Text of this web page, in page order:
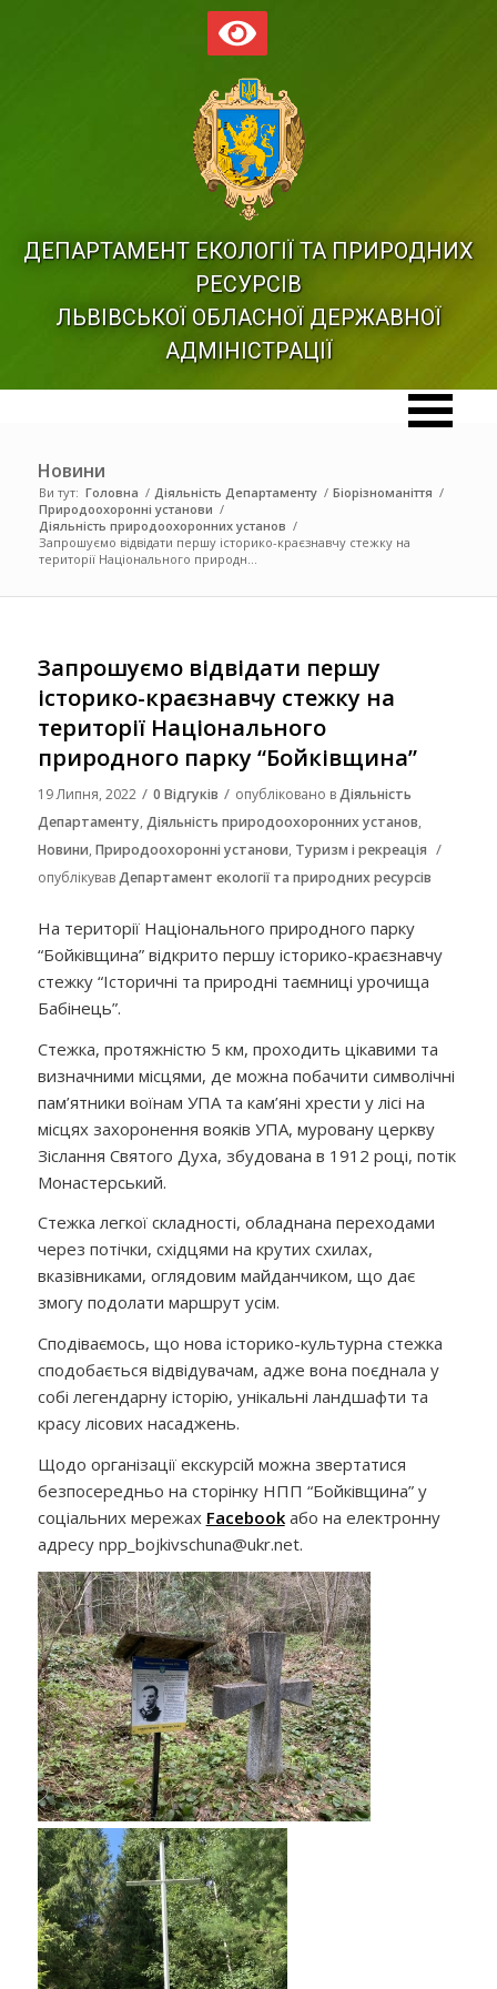
ДЕПАРТАМЕНТ ЕКОЛОГІЇ ТА ПРИРОДНИХ
РЕСУРСІВ
ЛЬВІВСЬКОЇ ОБЛАСНОЇ ДЕРЖАВНОЇ
АДМІНІСТРАЦІЇ
Новини
Ви тут: Головна / Діяльність Департаменту / Біорізноманіття /
Природоохоронні установи /
Діяльність природоохоронних установ /
Запрошуємо відвідати першу історико-краєзнавчу стежку на
території Національного природн...
Запрошуємо відвідати першу
історико-краєзнавчу стежку на
території Національного
природного парку “Бойківщина”
19 Липня, 2022 / 0 Відгуків / опубліковано вДіяльність
Департаменту, Діяльність природоохоронних установ,
Новини, Природоохоронні установи, Туризм і рекреація /
опублікувавДепартамент екології та природних ресурсів
На території Національного природного парку
“Бойківщина” відкрито першу історико-краєзнавчу
стежку “Історичні та природні таємниці урочища
Бабінець”.
Стежка, протяжністю 5 км, проходить цікавими та
визначними місцями, де можна побачити символічні
пам’ятники воїнам УПА та кам’яні хрести у лісі на
місцях захоронення вояків УПА, муровану церкву
Зіслання Святого Духа, збудована в 1912 році, потік
Монастерський.
Стежка легкої складності, обладнана переходами
через потічки, східцями на крутих схилах,
вказівниками, оглядовим майданчиком, що дає
змогу подолати маршрут усім.
Сподіваємось, що нова історико-культурна стежка
сподобається відвідувачам, адже вона поєднала у
собі легендарну історію, унікальні ландшафти та
красу лісових насаджень.
Щодо організації екскурсій можна звертатися
безпосередньо на сторінку НПП “Бойківщина” у
соціальних мережах Facebookабо на електронну
адресу npp_bojkivschuna@ukr.net.